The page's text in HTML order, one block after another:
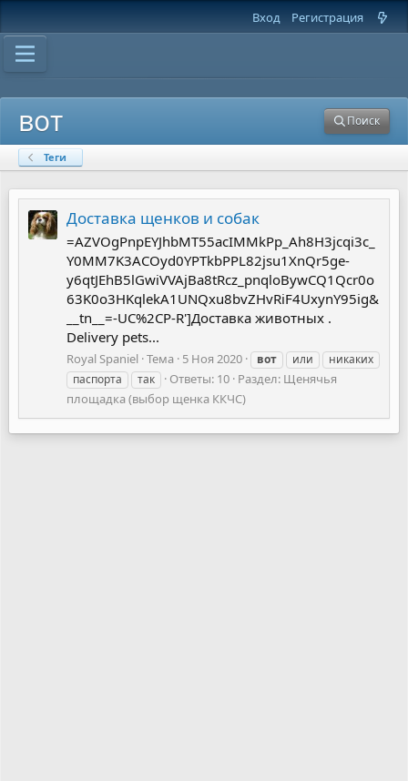
Вход Регистрация
вот Поиск
Теги
Доставка щенков и собак
=AZVOgPnpEYJhbMT55acIMMkPp_Ah8H3jcqi3c_
Y0MM7K3ACOyd0YPTkbPPL82jsu1XnQr5ge-
y6qtJEhB5lGwiVVAjBa8tRcz_pnqloBywCQ1Qcr0o
63K0o3HKqlekA1UNQxu8bvZHvRiF4UxynY95ig&
__tn__=-UC%2CP-R']Доставка животных .
Delivery pets...
Royal Spaniel Тема 5 Ноя 2020 вот или
никаких
паспорта
так Ответы: 10 Раздел: Щенячья
площадка (выбор щенка ККЧС)